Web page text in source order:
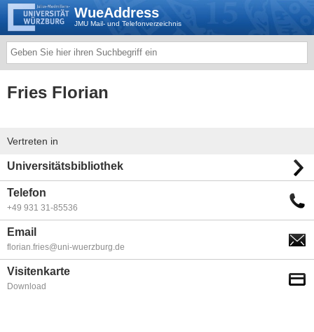
WueAddress
JMU Mail- und Telefonverzeichnis
Fries Florian
Vertreten in
Universitätsbibliothek
Telefon
+49 931 31-85536
Email
florian.fries@uni-wuerzburg.de
Visitenkarte
Download